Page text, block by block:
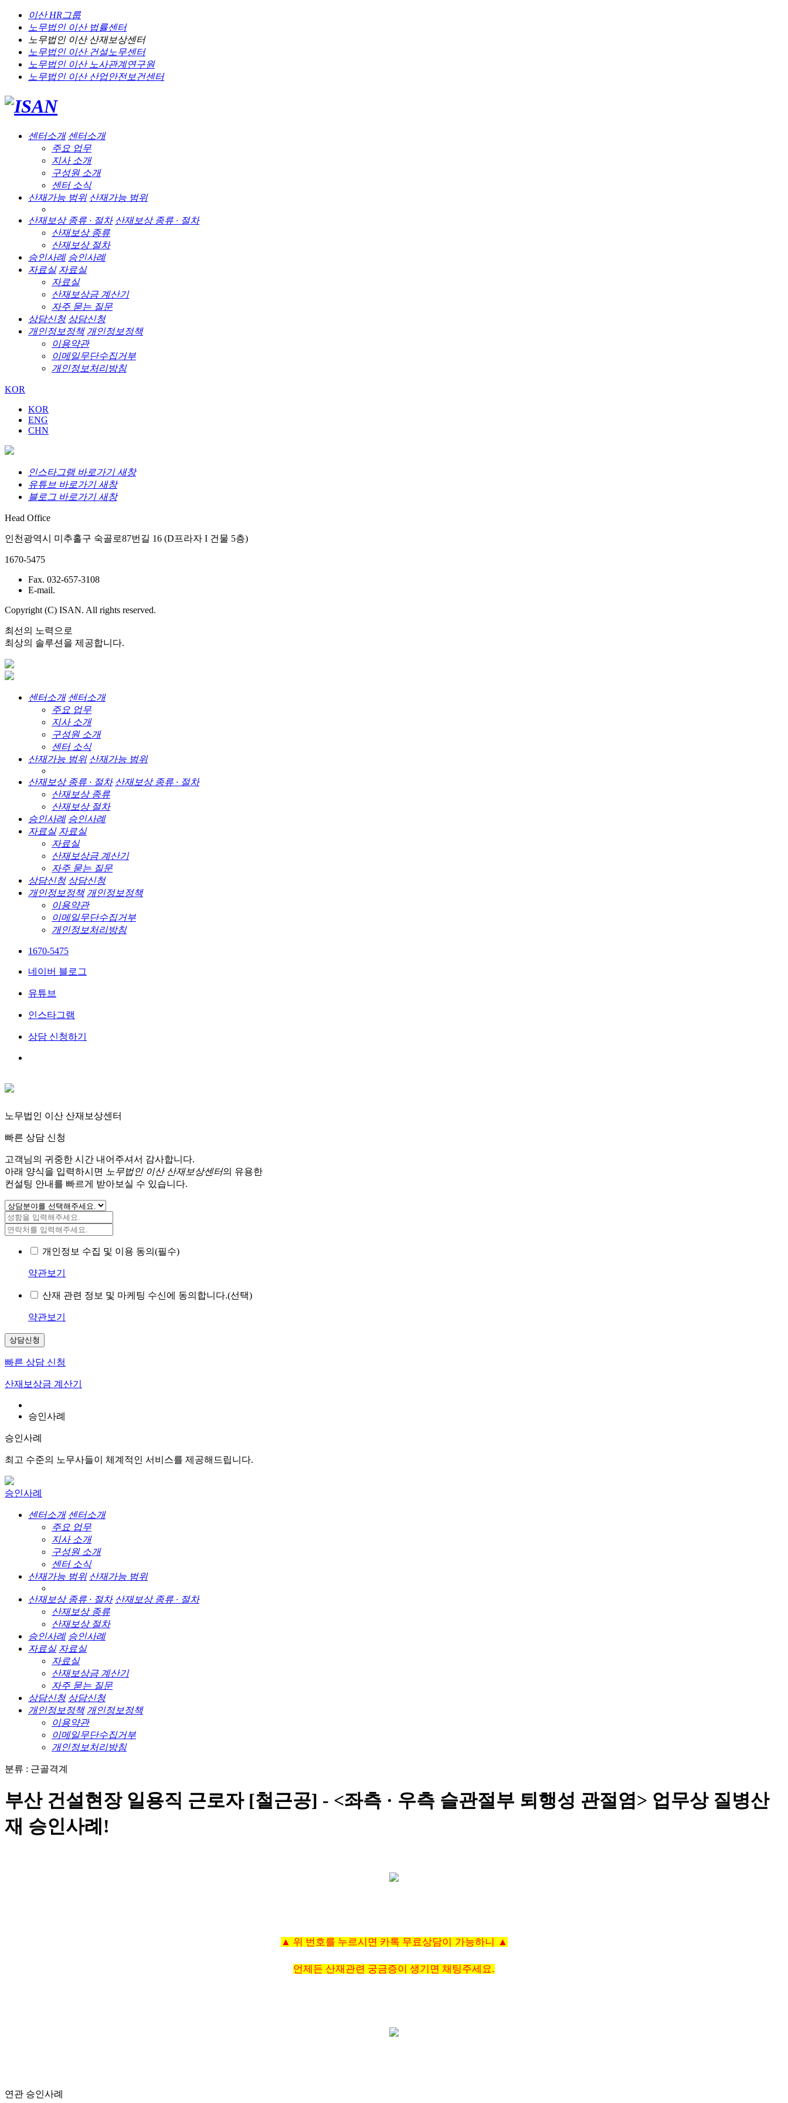
이산 HR그룹
노무법인 이산법률센터
노무법인 이산산재보상센터
노무법인 이산건설노무센터
노무법인 이산노사관계연구원
노무법인 이산산업안전보건센터
센터소개 센터소개
주요 업무
지사 소개
구성원 소개
센터 소식
산재가능 범위 산재가능 범위
산재보상 종류 · 절차 산재보상 종류 · 절차
산재보상 종류
산재보상 절차
승인사례 승인사례
자료실 자료실
자료실
산재보상금 계산기
자주 묻는 질문
상담신청 상담신청
개인정보정책 개인정보정책
이용약관
이메일무단수집거부
개인정보처리방침
KOR
KOR
ENG
CHN
인스타그램 바로가기 새창
유튜브 바로가기 새창
블로그 바로가기 새창
Head Office
인천광역시 미추홀구 숙골로87번길 16 (D프라자 I 건물 5층)
1670-5475
Fax. 032-657-3108
E-mail.
Copyright (C) ISAN. All rights reserved.
최선의 노력으로
최상의 솔루션을 제공합니다.
센터소개 센터소개
주요 업무
지사 소개
구성원 소개
센터 소식
산재가능 범위 산재가능 범위
산재보상 종류 · 절차 산재보상 종류 · 절차
산재보상 종류
산재보상 절차
승인사례 승인사례
자료실 자료실
자료실
산재보상금 계산기
자주 묻는 질문
상담신청 상담신청
개인정보정책 개인정보정책
이용약관
이메일무단수집거부
개인정보처리방침
1670-5475
네이버 블로그
유튜브
인스타그램
상담 신청하기
노무법인 이산 산재보상센터
빠른 상담 신청
고객님의 귀중한 시간 내어주셔서 감사합니다.
아래 양식을 입력하시면
노무법인 이산 산재보상센터의 유용한
컨설팅 안내를 빠르게 받아보실 수 있습니다.
개인정보 수집 및 이용 동의(필수)
약관보기
산재 관련 정보 및 마케팅 수신에 동의합니다.(선택)
약관보기
상담신청
빠른 상담 신청
산재보상금 계산기
승인사례
승인사례
최고 수준의 노무사들이 체계적인 서비스를 제공해드립니다.
승인사례
센터소개 센터소개
주요 업무
지사 소개
구성원 소개
센터 소식
산재가능 범위 산재가능 범위
산재보상 종류 · 절차 산재보상 종류 · 절차
산재보상 종류
산재보상 절차
승인사례 승인사례
자료실 자료실
자료실
산재보상금 계산기
자주 묻는 질문
상담신청 상담신청
개인정보정책 개인정보정책
이용약관
이메일무단수집거부
개인정보처리방침
분류 : 근골격계
부산 건설현장 일용직 근로자 [철근공] - <좌측 · 우측 슬관절부 퇴행성 관절염> 업무상 질병산
재 승인사례!
▲ 위 번호를 누르시면 카톡 무료상담이 가능하니 ▲
언제든 산재관련 궁금증이 생기면 채팅주세요.
연관 승인사례